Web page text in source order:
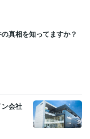
真相を知ってますか？
会社